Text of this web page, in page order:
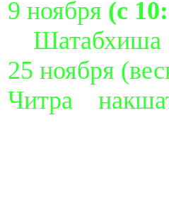
9 ноября (с
Шатабхиша
25 ноября
Читра